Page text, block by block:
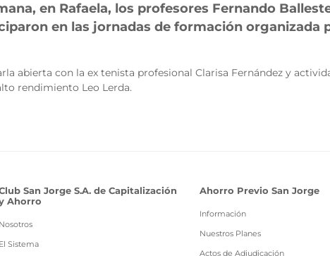
en Rafaela, los profesores Fernando
en las jornadas de formación organizada
abierta con la ex tenista profesional Clarisa Fernández y
rendimiento Leo Lerda.
San Jorge S.A. de Capitalización
Ahorro
Nosotros
El Sistema
Ahorro Previo San Jorge
Información
Nuestros Planes
Actos de Adjudicación